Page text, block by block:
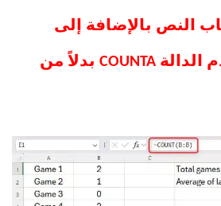
النص بالإضافة إلى
الأرقام، فاستخدم الدالة COUNTA بدلاً من